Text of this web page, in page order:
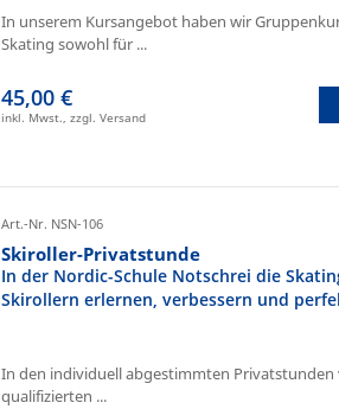
In unserem Kursangebot haben wir
Skating sowohl für ...
45,00 €
inkl. Mwst., zzgl. Versand
Art.-Nr. NSN-106
Skiroller-Privatstunde
In der Nordic-Schule Notschrei die
Skirollern erlernen, verbessern und
In den individuell abgestimmten
qualifizierten ...